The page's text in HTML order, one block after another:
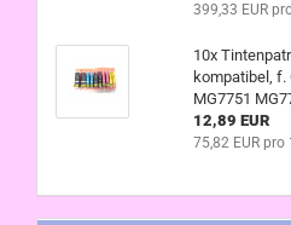
399,33 EUR
10x
kompatibel, f.
MG7751
12,89 EUR
75,82 EUR pro